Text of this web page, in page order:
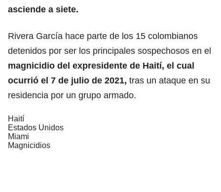
asciende a siete.
Rivera García hace parte de los 15 colombianos
detenidos por ser los principales sospechosos en el
magnicidio del expresidente de Haití, el cual
ocurrió el 7 de julio de 2021, tras un ataque en su
residencia por un grupo armado.
Haití
Estados Unidos
Miami
Magnicidios